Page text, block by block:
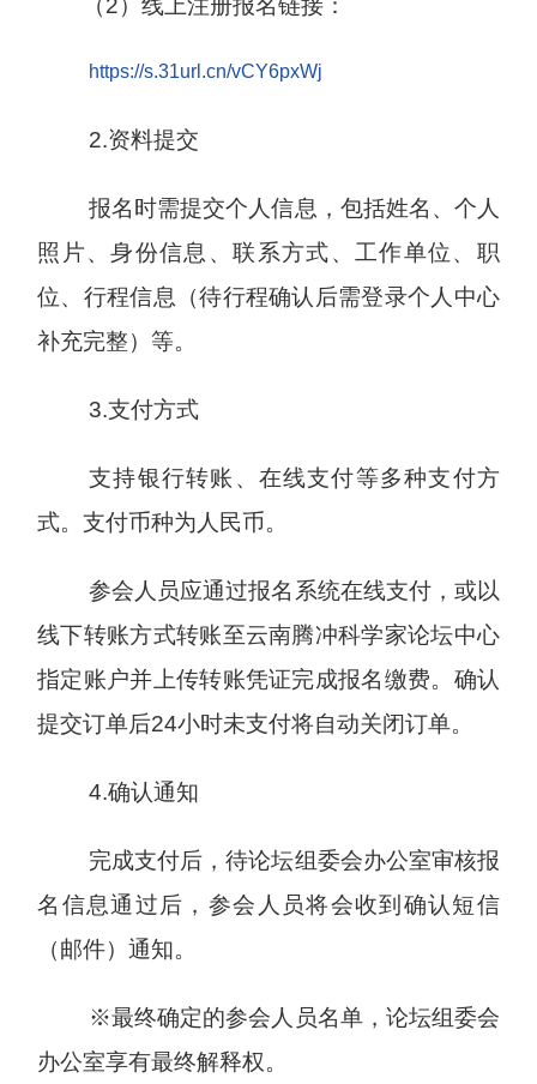
https://s.31url.cn/vCY6pxWj
2.资料提交
报名时需提交个人信息，包括姓名、个人
照片、身份信息、联系方式、工作单位、职
位、行程信息（待行程确认后需登录个人中心
补充完整）等。
3.支付方式
支持银行转账、在线支付等多种支付方
式。支付币种为人民币。
参会人员应通过报名系统在线支付，或以
线下转账方式转账至云南腾冲科学家论坛中心
指定账户并上传转账凭证完成报名缴费。确认
提交订单后24小时未支付将自动关闭订单。
4.确认通知
完成支付后，待论坛组委会办公室审核报
名信息通过后，参会人员将会收到确认短信
（邮件）通知。
※最终确定的参会人员名单，论坛组委会
办公室享有最终解释权。